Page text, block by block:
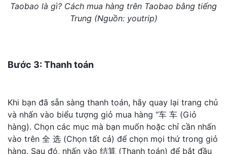
Taobao là gì? Cách mua hàng trên Taobao bằng tiếng
Trung (Nguồn: youtrip)
Bước 3: Thanh toán
Khi bạn đã sẵn sàng thanh toán, hãy quay lại trang chủ
và nhấn vào biểu tượng giỏ mua hàng “车 车 (Giỏ
hàng). Chọn các mục mà bạn muốn hoặc chỉ cần nhấn
vào trên 全 选 (Chọn tất cả) để chọn mọi thứ trong giỏ
hàng. Sau đó, nhấn vào 结算 (Thanh toán) để bắt đầu